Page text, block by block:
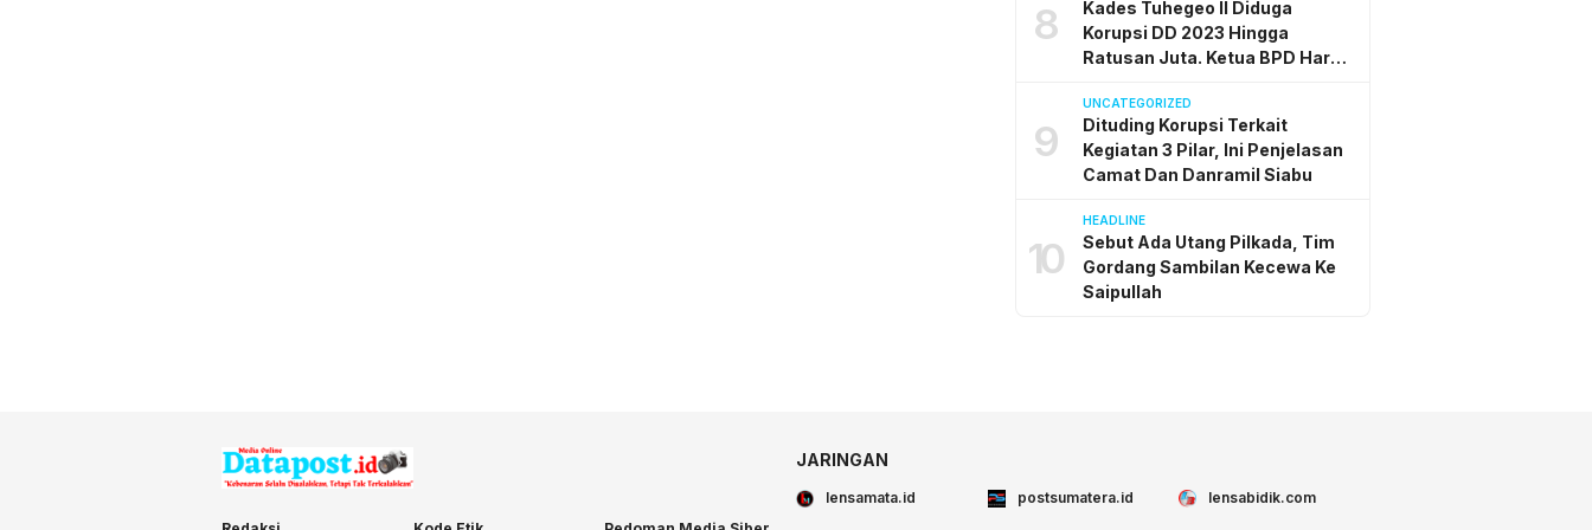
8
Kades Tuhegeo II Diduga
Korupsi DD 2023 Hingga
Ratusan Juta. Ketua BPD Harap
9
UNCATEGORIZED
Dituding Korupsi Terkait
Kegiatan 3 Pilar, Ini Penjelasan
Camat Dan Danramil Siabu
10
HEADLINE
Sebut Ada Utang Pilkada, Tim
Gordang Sambilan Kecewa Ke
Saipullah
JARINGAN
lensamata.id postsumatera.id lensabidik.com